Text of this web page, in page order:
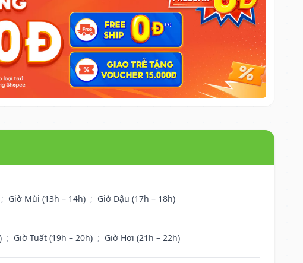
; Giờ Mùi (13h – 14h) ; Giờ Dậu (17h – 18h)
; Giờ Tuất (19h – 20h) ; Giờ Hợi (21h – 22h)